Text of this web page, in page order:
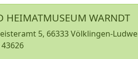
HEIMATMUSEUM WARNDT
5, 66333 Völklingen-